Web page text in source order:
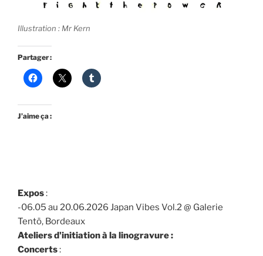
Illustration : Mr Kern
Partager :
J’aime ça :
Expos:
-06.05 au 20.06.2026 Japan Vibes Vol.2 @ Galerie
Tentö, Bordeaux
Ateliers d'initiation à la linogravure :
Concerts: